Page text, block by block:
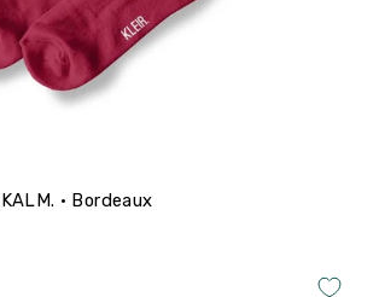
• Bordeaux